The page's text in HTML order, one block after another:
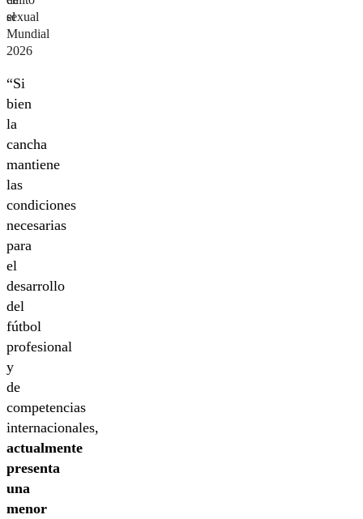
el
Mundial
2026
sexual
“Si
bien
la
cancha
mantiene
las
condiciones
necesarias
para
el
desarrollo
del
fútbol
profesional
y
de
competencias
internacionales,
actualmente
presenta
una
menor